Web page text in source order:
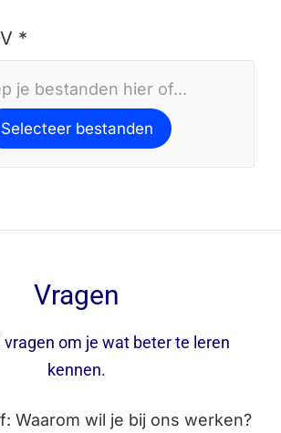
*
je bestanden hier of...
Selecteer bestanden
Vragen
vragen om je wat beter te leren
kennen.
Waarom wil je bij ons werken?